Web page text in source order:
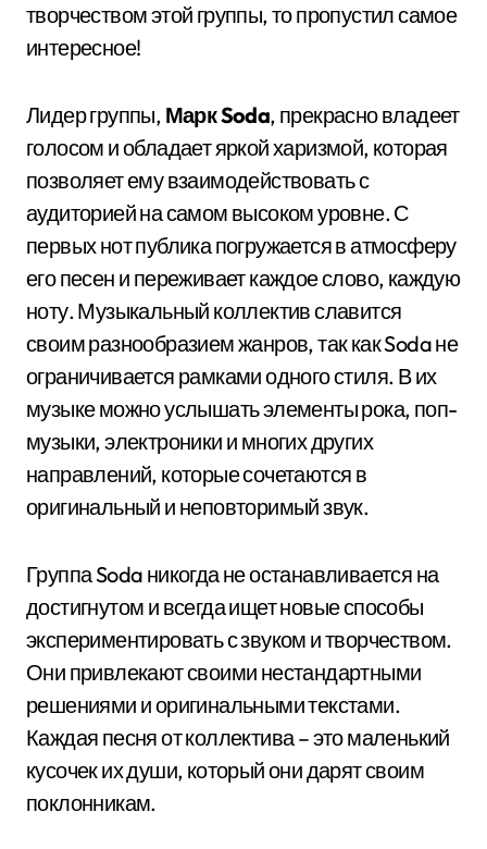
творчеством этой группы, то пропустил самое
интересное!
Лидер группы, Марк Soda, прекрасно владеет
голосом и обладает яркой харизмой, которая
позволяет ему взаимодействовать с
аудиторией на самом высоком уровне. С
первых нот публика погружается в атмосферу
его песен и переживает каждое слово, каждую
ноту. Музыкальный коллектив славится
своим разнообразием жанров, так как Soda не
ограничивается рамками одного стиля. В их
музыке можно услышать элементы рока, поп-
музыки, электроники и многих других
направлений, которые сочетаются в
оригинальный и неповторимый звук.
Группа Soda никогда не останавливается на
достигнутом и всегда ищет новые способы
экспериментировать с звуком и творчеством.
Они привлекают своими нестандартными
решениями и оригинальными текстами.
Каждая песня от коллектива – это маленький
кусочек их души, который они дарят своим
поклонникам.